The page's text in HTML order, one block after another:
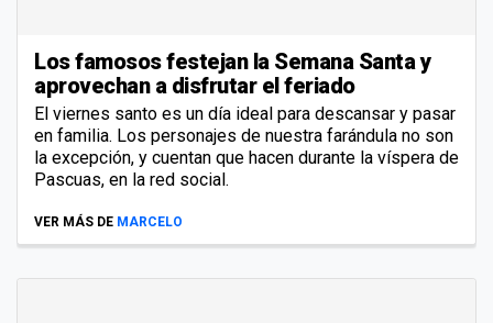
Los famosos festejan la Semana Santa y
aprovechan a disfrutar el feriado
El viernes santo es un día ideal para descansar y pasar
en familia. Los personajes de nuestra farándula no son
la excepción, y cuentan que hacen durante la víspera de
Pascuas, en la red social.
VER MÁS DE MARCELO